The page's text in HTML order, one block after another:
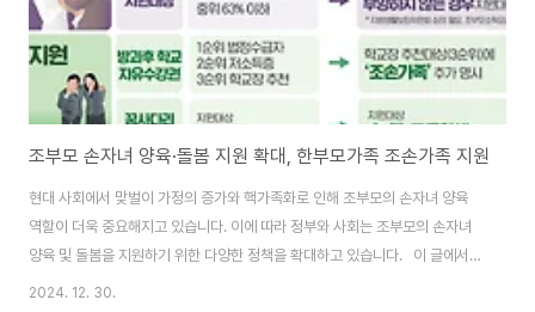
조부모 손자녀 양육·돌봄 지원 확대, 한부모가족 조손가족 지원
현대 사회에서 맞벌이 가정의 증가와 핵가족화로 인해 조부모의 손자녀 양육
역할이 더욱 중요해지고 있습니다. 이에 따라 정부와 사회는 조부모의 손자녀
양육 및 돌봄을 지원하기 위한 다양한 정책을 확대하고 있습니다. 이 글에서는
조부모 손자녀 양육·돌봄 지원 확대의 정책 추진방향인 정책대상 유입확대, 조
2024. 12. 30.